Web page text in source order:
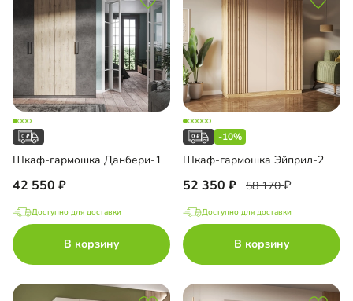
Шкаф-гармошка Данбери-1
42 550
Доступно для доставки
В корзину
-10%
Шкаф-гармошка Эйприл-2
52 350 58 170
Доступно для доставки
В корзину